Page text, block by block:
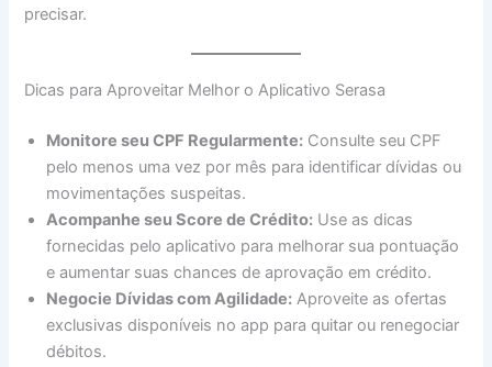
precisar.
Dicas para Aproveitar Melhor o Aplicativo Serasa
Monitore seu CPF Regularmente: Consulte seu CPF
pelo menos uma vez por mês para identificar dívidas ou
movimentações suspeitas.
Acompanhe seu Score de Crédito: Use as dicas
fornecidas pelo aplicativo para melhorar sua pontuação
e aumentar suas chances de aprovação em crédito.
Negocie Dívidas com Agilidade: Aproveite as ofertas
exclusivas disponíveis no app para quitar ou renegociar
débitos.